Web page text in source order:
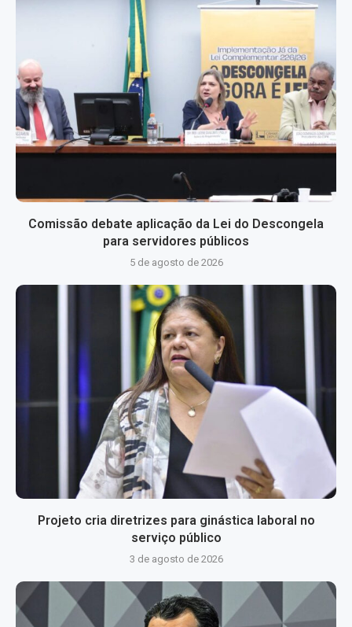
Comissão debate aplicação da Lei do Descongela
para servidores públicos
5 de agosto de 2026
Projeto cria diretrizes para ginástica laboral no
serviço público
3 de agosto de 2026